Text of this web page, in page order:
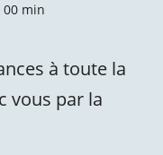
00 min
à toute la
vous par la